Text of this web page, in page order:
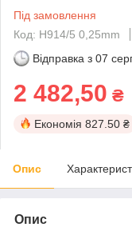
Під замовлення
Код: H914/5 0,25mm
Відправка з 07
2 482,50 ₴
Економія 827.50 ₴
Опис
Опис